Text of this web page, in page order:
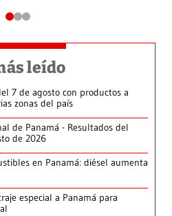
leído
7 de agosto con productos a
zonas del país
de Panamá - Resultados del
de 2026
en Panamá: diésel aumenta
especial a Panamá para